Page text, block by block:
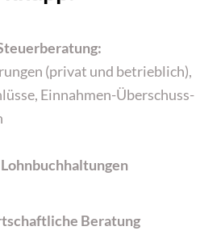
(privat und betrieblich),
Einnahmen-Überschuss-
Beratung